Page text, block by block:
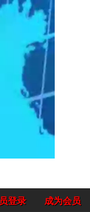
成为会员
登录